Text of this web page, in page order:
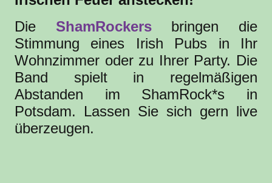
Die ShamRockers bringen die
Stimmung eines Irish Pubs in Ihr
Wohnzimmer oder zu Ihrer Party. Die
Band spielt in regelmäßigen
Abstanden im ShamRock*s in
Potsdam. Lassen Sie sich gern live
überzeugen.